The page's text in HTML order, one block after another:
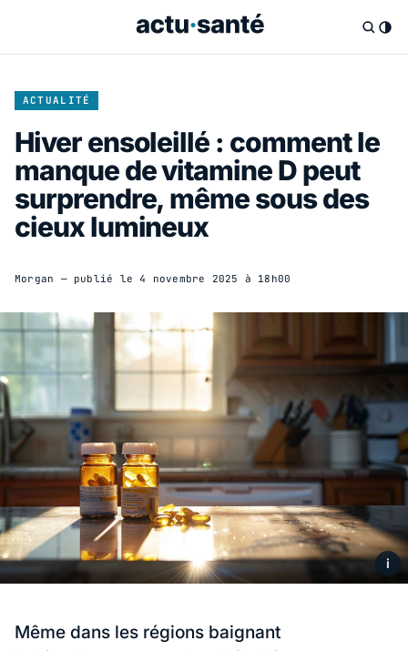
ACTUALITÉ
Hiver ensoleillé : comment le
manque de vitamine D peut
surprendre, même sous des
cieux lumineux
Morgan — publié le4 novembre 2025 à 18h00
i
Même dans les régions baignant